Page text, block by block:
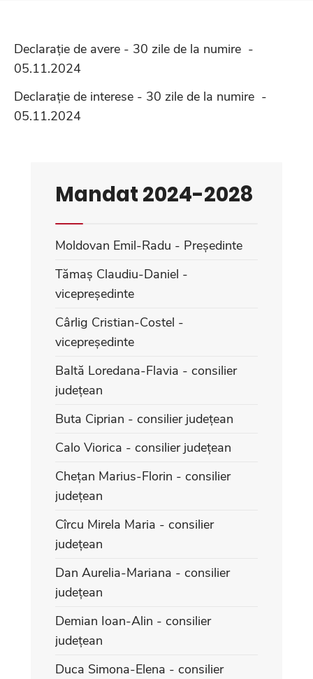
Declarație de avere - 30 zile de la numire -
05.11.2024
Declarație de interese - 30 zile de la numire -
05.11.2024
Mandat 2024-2028
Moldovan Emil-Radu - Președinte
Tămaș Claudiu-Daniel -
vicepreședinte
Cârlig Cristian-Costel -
vicepreședinte
Baltă Loredana-Flavia - consilier
județean
Buta Ciprian - consilier județean
Calo Viorica - consilier județean
Chețan Marius-Florin - consilier
județean
Cîrcu Mirela Maria - consilier
județean
Dan Aurelia-Mariana - consilier
județean
Demian Ioan-Alin - consilier
județean
Duca Simona-Elena - consilier